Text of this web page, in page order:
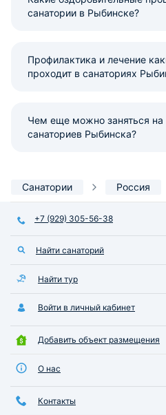
санатории в Рыбинске?
Профилактика и лечение
проходит в санаториях
Чем еще можно заняться на
санаториев Рыбинска?
Санатории Россия
+7 (929) 305-56-38
Найти санаторий
Найти тур
Войти в личный кабинет
Добавить объект размещения
О нас
Контакты